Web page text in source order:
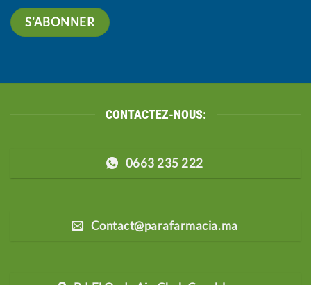
CONTACTEZ-NOUS:
0663 235 222
Contact@parafarmacia.ma